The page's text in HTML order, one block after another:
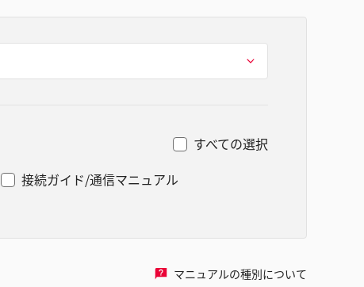
接続ガイド/通信マニュアル
すべての選択
マニュアルの種別について